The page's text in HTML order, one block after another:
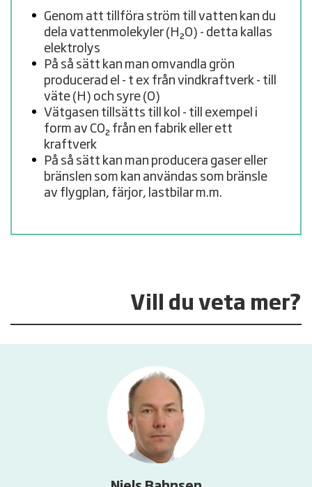
Genom att tillföra ström till vatten kan du
dela vattenmolekyler (H₂O) - detta kallas
elektrolys
På så sätt kan man omvandla grön
producerad el - t ex från vindkraftverk - till
väte (H) och syre (O)
Vätgasen tillsätts till kol - till exempel i
form av CO₂ från en fabrik eller ett
kraftverk
På så sätt kan man producera gaser eller
bränslen som kan användas som bränsle
av flygplan, färjor, lastbilar m.m.
Vill du veta mer?